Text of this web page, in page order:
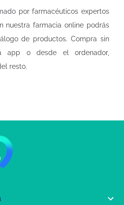
por farmacéuticos expertos
nuestrafarmacia online podrás
de productos. Compra sin
app o desde el ordenador,
resto.
